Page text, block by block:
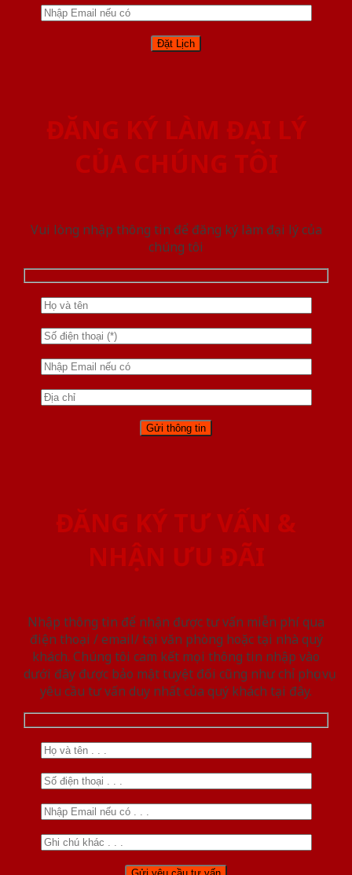
ĐĂNG KÝ LÀM ĐẠI LÝ
CỦA CHÚNG TÔI
Vui lòng nhập thông tin để đăng ký làm đại lý của
chúng tôi
ĐĂNG KÝ TƯ VẤN &
NHẬN ƯU ĐÃI
Nhập thông tin để nhận được tư vấn miễn phí qua
điện thoại / email/ tại văn phòng hoặc tại nhà quý
khách. Chúng tôi cam kết mọi thông tin nhập vào
dưới đây được bảo mật tuyệt đối cũng như chỉ phục vụ
yêu cầu tư vấn duy nhất của quý khách tại đây.